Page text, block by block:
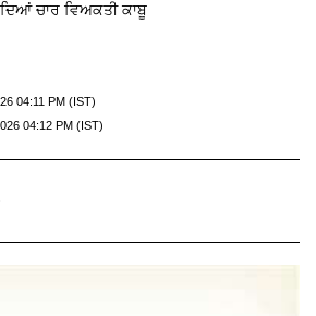
ਚਾਰ ਵਿਅਕਤੀ ਕਾਬੂ
04:11 PM (IST)
04:12 PM (IST)